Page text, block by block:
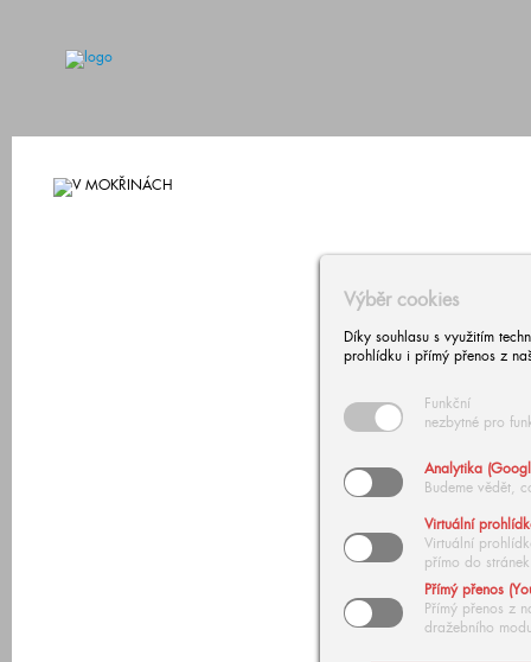
Výběr cookies
Díky souhlasu s využitím
prohlídku i přímý přenos z
Funkční
nezbytné pro
Analytika
Budeme vědět,
Virtuální
Virtuální
přímo do stránek
Přímý přenos
Přímý přenos z
dražebního